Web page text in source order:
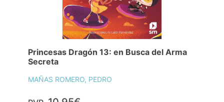
Princesas Dragón 13: en Busca del Arma
Secreta
MAÑAS ROMERO, PEDRO